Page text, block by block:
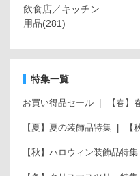
飲食店／キッチン
用品(281)
特集一覧
お買い得品セール 【春】
【夏】夏の装飾品特集 【
【秋】ハロウィン装飾品特集